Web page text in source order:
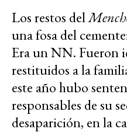
Los restos del
una fosa del
Era un NN. Fueron
restituidos a la
este año hubo
responsables de su
desaparición, en la